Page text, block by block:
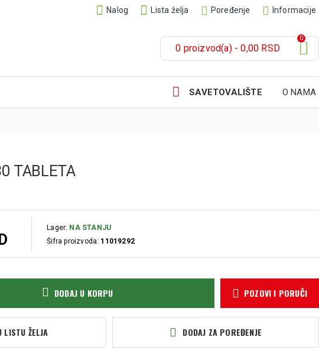
Nalog Lista želja Poređenje Informacije
0 proizvod(a) - 0,00 RSD
0
SAVETOVALIŠTE O NAMA
TABLETA
Lager: NA STANJU
Šifra proizvoda: 11019292
DODAJ U KORPU POZOVI I PORUČI
LISTU ŽELJA DODAJ ZA POREĐENJE